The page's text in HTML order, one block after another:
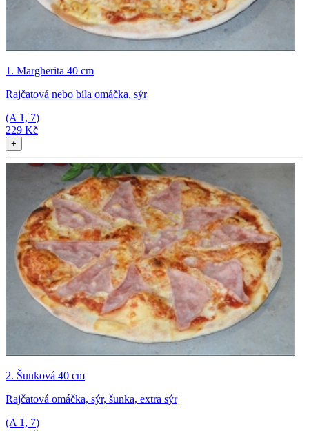
1. Margherita 40 cm
Rajčatová nebo bíla omáčka, sýr
(A 1, 7)
229 Kč
+
2. Šunková 40 cm
Rajčatová omáčka, sýr, šunka, extra sýr
(A 1, 7)